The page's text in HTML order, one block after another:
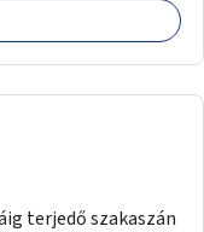
terjedő szakaszán